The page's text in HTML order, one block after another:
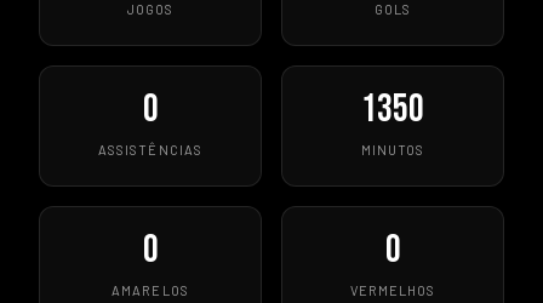
JOGOS GOLS
0
ASSISTÊNCIAS
1350
MINUTOS
0
AMARELOS
0
VERMELHOS